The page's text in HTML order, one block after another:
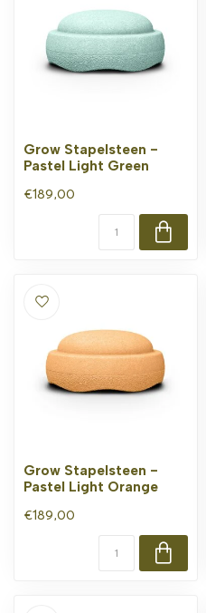
Grow Stapelsteen -
Pastel Light Green
€189,00
Grow Stapelsteen -
Pastel Light Orange
€189,00